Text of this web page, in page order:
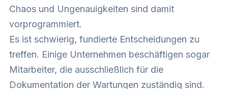
Chaos und Ungenauigkeiten sind damit
vorprogrammiert.
Es ist schwierig, fundierte Entscheidungen zu
treffen. Einige Unternehmen beschäftigen sogar
Mitarbeiter, die ausschließlich für die
Dokumentation der Wartungen zuständig sind.